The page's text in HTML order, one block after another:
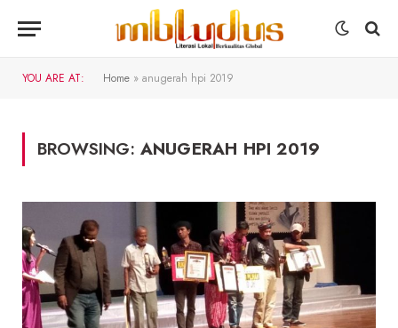
YOU ARE AT: Home » anugerah hpi 2019
BROWSING: ANUGERAH HPI 2019